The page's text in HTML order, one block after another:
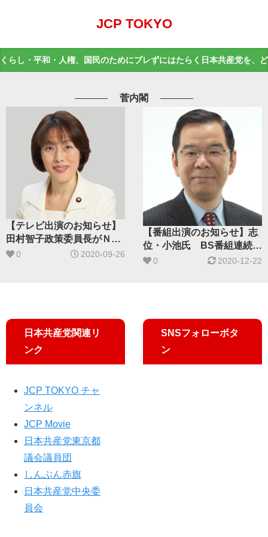
JCP TOKYO
くらし・平和・人権、国民のためにブレずにはたらく日本共産党を、
菅内閣
【テレビ出演のお知らせ】
田村智子政策委員長がＮＨ
Ｋ「日曜討論」に出演
0 2020-09-26
【番組出演のお知らせ】志
位・小池氏 BS番組連続出
演へ
0 2020-12-22
日本共産党関連リ
ンク
JCP TOKYO チャ
ンネル
JCP Movie
日本共産党東京都
議会議員団
しんぶん赤旗
日本共産党中央委
員会
SNSフォローボタ
ン